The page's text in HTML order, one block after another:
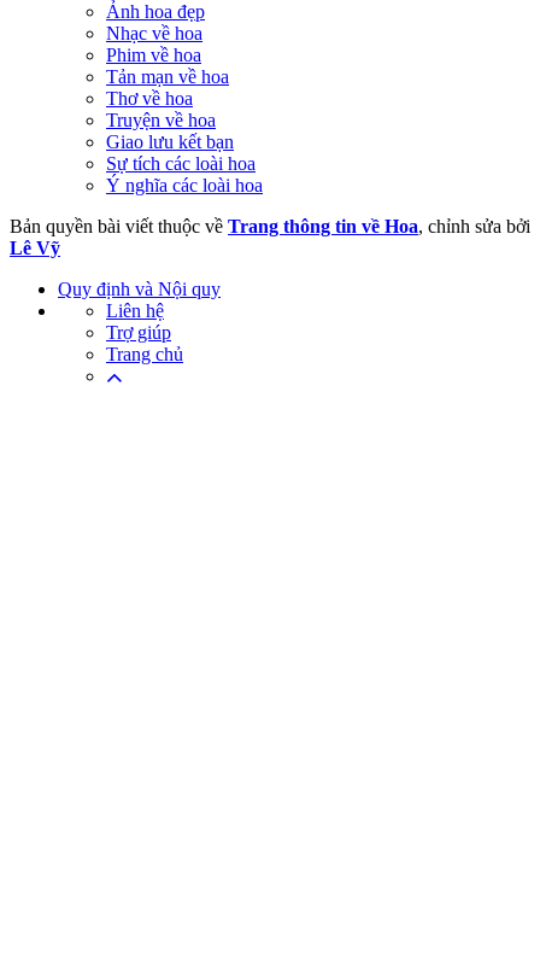
Ảnh hoa đẹp
Nhạc về hoa
Phim về hoa
Tản mạn về hoa
Thơ về hoa
Truyện về hoa
Giao lưu kết bạn
Sự tích các loài hoa
Ý nghĩa các loài hoa
Bản quyền bài viết thuộc về Trang thông tin về Hoa, chỉnh sửa bởi
Lê Vỹ
Quy định và Nội quy
Liên hệ
Trợ giúp
Trang chủ